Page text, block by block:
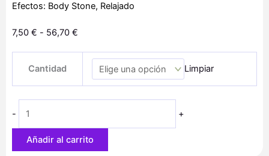
Efectos: Body Stone, Relajado
7,50 € - 56,70 €
precios:
desde
7,50 €
Cantidad Limpiar
-
Gorilla
cantidad
+
Añadir al carrito